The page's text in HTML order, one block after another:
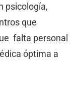
psicología,
que
falta personal
óptima a